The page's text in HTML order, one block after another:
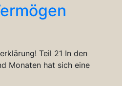
Teil 21 In den
Monaten hat sich eine